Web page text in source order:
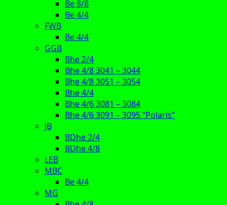
Be 8/8
Be 4/4
FWB
Be 4/4
GGB
Bhe 2/4
Bhe 4/8 3041 – 3044
Bhe 4/8 3051 – 3054
Bhe 4/4
Bhe 4/6 3081 – 3084
Bhe 4/6 3091 – 3095 “Polaris”
JB
BDhe 2/4
BDhe 4/8
LEB
MBC
Be 4/4
MG